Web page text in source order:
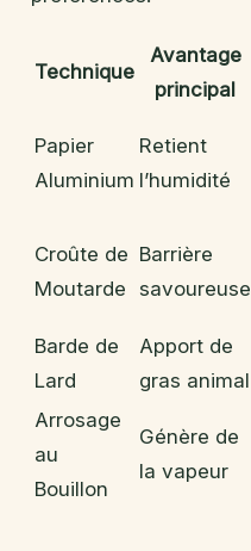
Technique
Avantage
principal
Papier
Aluminium
Retient
l’humidité
Croûte de
Moutarde
Barrière
savoureuse
Barde de
Lard
Apport de
gras animal
Arrosage
au
Bouillon
Génère de
la vapeur